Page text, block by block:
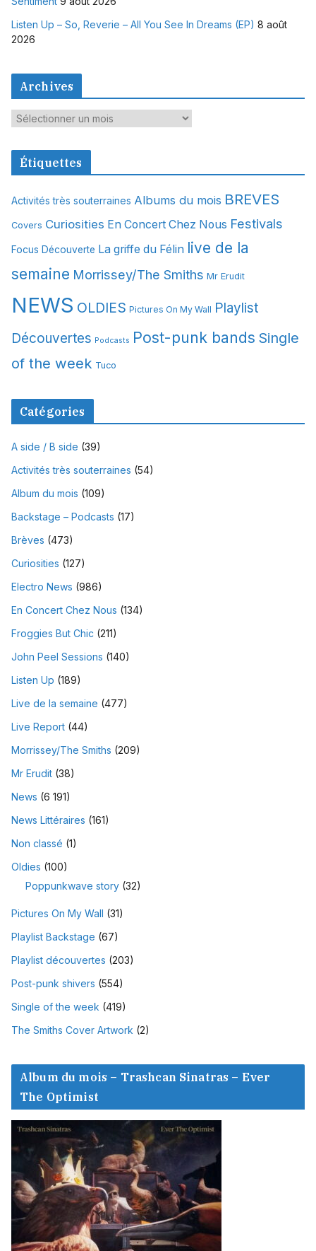
Listen Up – So, Reverie – All You See In Dreams (EP) 8 août
2026
Archives
A
c
v
e
Étiquettes
Activités très souterraines Albums du mois BREVES
Covers Curiosities En Concert Chez Nous Festivals
Focus Découverte La griffe du Félin live de la
semaine Morrissey/The Smiths Mr Erudit
NEWS OLDIES Pictures On My Wall Playlist
Découvertes Podcasts Post-punk bands Single
of the week Tuco
Catégories
A side / B side (39)
Activités très souterraines (54)
Album du mois (109)
Backstage – Podcasts (17)
Brèves (473)
Curiosities (127)
Electro News (986)
En Concert Chez Nous (134)
Froggies But Chic (211)
John Peel Sessions (140)
Listen Up (189)
Live de la semaine (477)
Live Report (44)
Morrissey/The Smiths (209)
Mr Erudit (38)
News (6 191)
News Littéraires (161)
Non classé (1)
Oldies (100)
Poppunkwave story (32)
Pictures On My Wall (31)
Playlist Backstage (67)
Playlist découvertes (203)
Post-punk shivers (554)
Single of the week (419)
The Smiths Cover Artwork (2)
Album du mois – Trashcan Sinatras – Ever
The Optimist